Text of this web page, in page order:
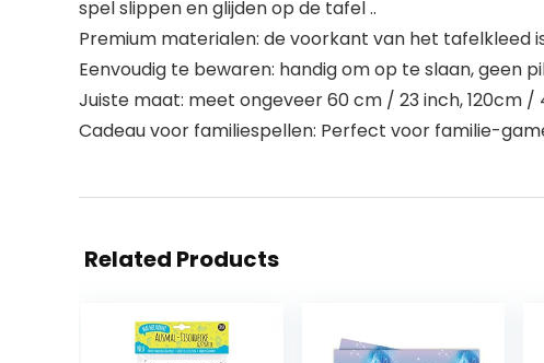
spel slippen en glijden op de tafel ..
Premium materialen: de voorkant van het tafelkleed
Eenvoudig te bewaren: handig om op te slaan, geen
Juiste maat: meet ongeveer 60 cm / 23 inch, 120cm
Cadeau voor familiespellen: Perfect voor familie-
Related Products